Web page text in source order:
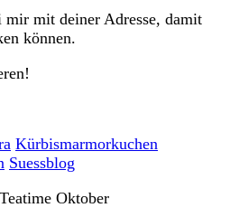
mit deiner Adresse, damit
können.
Kürbismarmorkuchen
Suessblog